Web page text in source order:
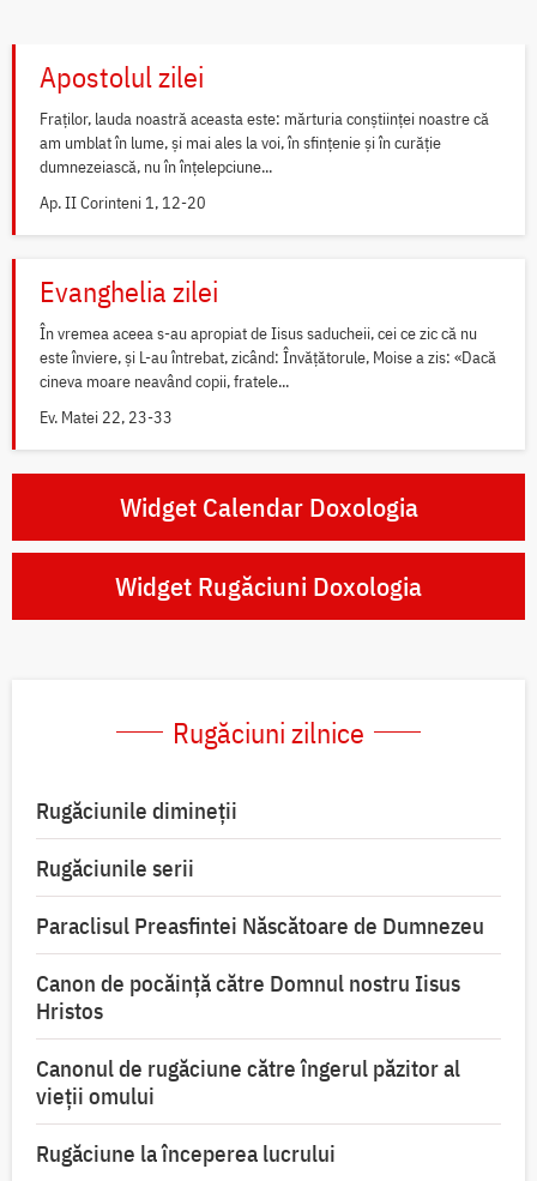
Apostolul zilei
Fraților, lauda noastră aceasta este: mărturia conștiinței noastre că
am umblat în lume, și mai ales la voi, în sfințenie și în curăție
dumnezeiască, nu în înțelepciune...
Ap. II Corinteni 1, 12-20
Evanghelia zilei
În vremea aceea s-au apropiat de Iisus saducheii, cei ce zic că nu
este înviere, și L-au întrebat, zicând: Învățătorule, Moise a zis: «Dacă
cineva moare neavând copii, fratele...
Ev. Matei 22, 23-33
Widget Calendar Doxologia
Widget Rugăciuni Doxologia
Rugăciuni zilnice
Rugăciunile dimineții
Rugăciunile serii
Paraclisul Preasfintei Născătoare de Dumnezeu
Canon de pocăință către Domnul nostru Iisus
Hristos
Canonul de rugăciune către îngerul păzitor al
vieții omului
Rugăciune la începerea lucrului